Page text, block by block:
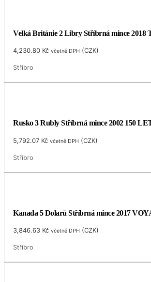
Velká Británie 2 Libry Stříbrná mince
4,230.80 Kč včetně DPH (CZK)
Stříbro
Rusko 3 Rubly Stříbrná mince 2002 150
5,792.07 Kč včetně DPH (CZK)
Stříbro
Kanada 5 Dolarů Stříbrná mince 2017
3,846.63 Kč včetně DPH (CZK)
Stříbro